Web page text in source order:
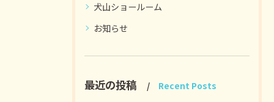
犬山ショールーム
お知らせ
最近の投稿 Recent Posts